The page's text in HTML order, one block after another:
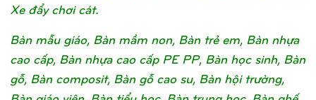
Xe đẩy chơi cát.
Bàn mẫu giáo, Bàn mầm non, Bàn trẻ em, Bàn nhựa
cao cấp, Bàn nhựa cao cấp PE PP, Bàn học sinh, Bàn
gỗ, Bàn composit, Bàn gỗ cao su, Bàn hội trường,